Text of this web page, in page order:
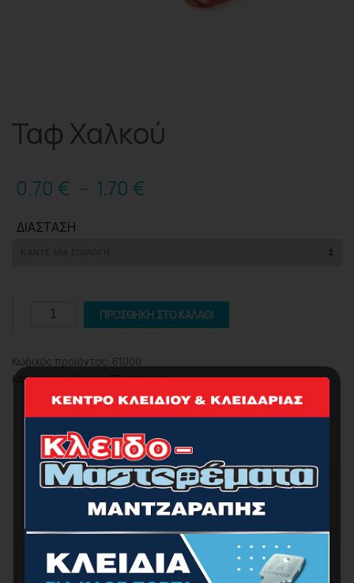
Ταφ Χαλκού
0.70 € – 1.70 €
ΔΙΆΣΤΑΣΗ
ΠΡΟΣΘΉΚΗ ΣΤΟ ΚΑΛΆΘΙ
Κωδικός προϊόντος: 61000
Κατηγορία:Χάλκινα Εξαρτήματα
ΠΕΡΙΓΡΑΦΉ ΕΠΙΠΛΈΟΝ ΠΛΗΡΟΦΟΡΊΕΣ
ΠΕΡΙΓΡΑΦΉ
ΤΑΦ ΧΑΛΚΙΝΟ